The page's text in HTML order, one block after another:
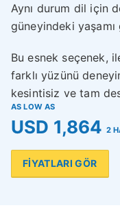
Aynı durum dil için
güneyindeki yaşamı
Bu esnek seçenek,
farklı yüzünü
kesintisiz ve tam
AS LOW AS
USD 1,864 2
FİYATLARI GÖR